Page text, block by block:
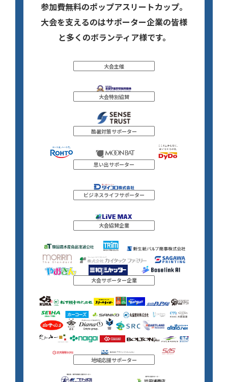
参加費無料のポップアスリートカップ。
大会を支えるのはサポーター企業の皆様
と多くのボランティア様です。
大会主催
大会特別協賛
酷暑対策サポーター
思い出サポーター
ビジネスライフサポーター
大会協賛企業
大会サポーター企業
地域応援サポーター